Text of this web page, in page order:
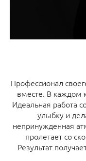
Профессионал
вместе. В каждом
Идеальная работа
улыбку и
непринужденная
пролетает со
Результат